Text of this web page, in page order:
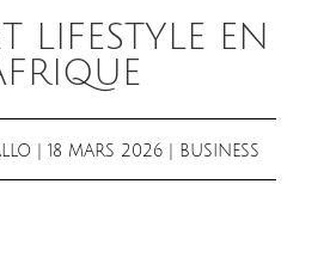
LIFESTYLE EN
18 MARS 2026| BUSINESS